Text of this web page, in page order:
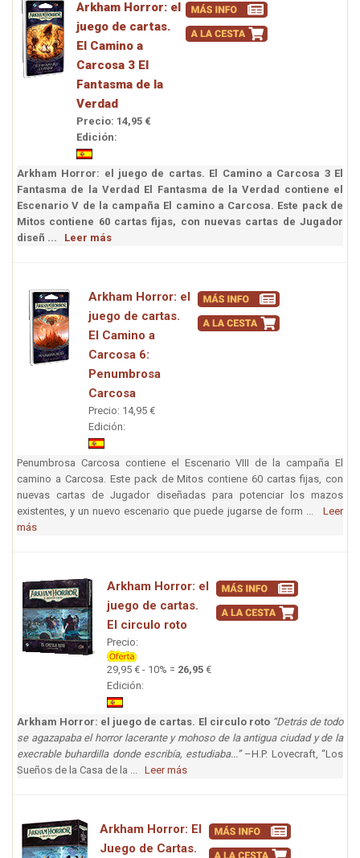
Arkham Horror: el
juego de cartas.
El Camino a
Carcosa 3 El
Fantasma de la
Verdad
Precio: 14,95 €
Edición:
Arkham Horror: el juego de cartas. El Camino a Carcosa 3 El
Fantasma de la Verdad El Fantasma de la Verdad contiene el
Escenario V de la campaña El camino a Carcosa. Este pack de
Mitos contiene 60 cartas fijas, con nuevas cartas de Jugador
diseñ ... Leer más
Arkham Horror: el
juego de cartas.
El Camino a
Carcosa 6:
Penumbrosa
Carcosa
Precio: 14,95 €
Edición:
Penumbrosa Carcosa contiene el Escenario VIII de la campaña El
camino a Carcosa. Este pack de Mitos contiene 60 cartas fijas, con
nuevas cartas de Jugador diseñadas para potenciar los mazos
existentes, y un nuevo escenario que puede jugarse de form ... Leer
más
Arkham Horror: el
juego de cartas.
El circulo roto
Precio:
29,95 € - 10% = 26,95 €
Edición:
Arkham Horror: el juego de cartas. El circulo roto “Detrás de todo
se agazapaba el horror lacerante y mohoso de la antigua ciudad y de la
execrable buhardilla donde escribía, estudiaba...”–H.P. Lovecraft, “Los
Sueños de la Casa de la ... Leer más
Arkham Horror: El
Juego de Cartas.